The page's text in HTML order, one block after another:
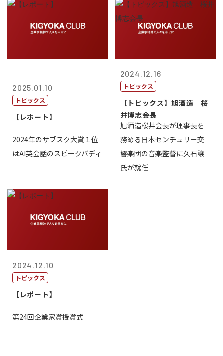
2025.01.10
トピックス
【レポート】
2024年のサブスク大賞１位
はAI英会話のスピークバディ
2024.12.16
トピックス
【トピックス】旭酒造 桜
井博志会長
旭酒造桜井会長が理事長を
務める日本センチュリー交
響楽団の音楽監督に久石譲
氏が就任
2024.12.10
トピックス
【レポート】
第24回企業家賞授賞式